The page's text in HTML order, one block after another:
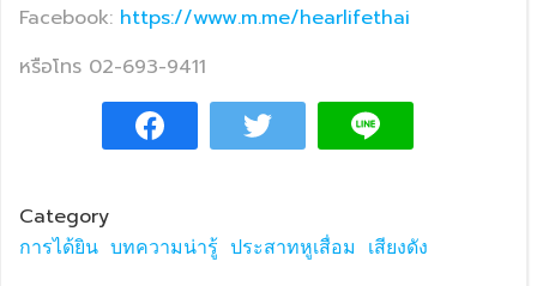
Facebook: https://www.m.me/hearlifethai
หรือโทร 02-693-9411
Category
การได้ยิน บทความน่ารู้ ประสาทหูเสื่อม เสียงดัง